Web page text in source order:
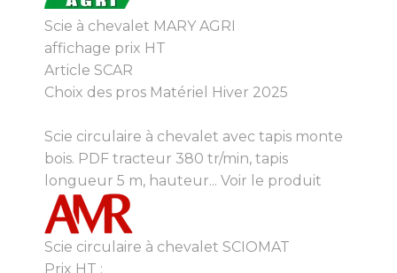
Scie à chevalet MARY AGRI
affichage prix HT
Article SCAR
Choix des pros Matériel Hiver 2025
Scie circulaire à chevalet avec tapis monte
bois. PDF tracteur 380 tr/min, tapis
longueur 5 m, hauteur... Voir le produit
Scie circulaire à chevalet SCIOMAT
Prix HT :